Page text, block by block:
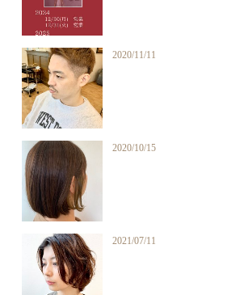
2020/11/11
2020/10/15
2021/07/11